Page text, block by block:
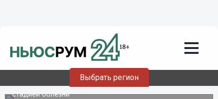
Выбрать регион
08.07.202619:20
Программу пересадки почек могут
запустить в Сыктывкаре
В регионе сформирован пул пациентов с терминальной
стадией болезни